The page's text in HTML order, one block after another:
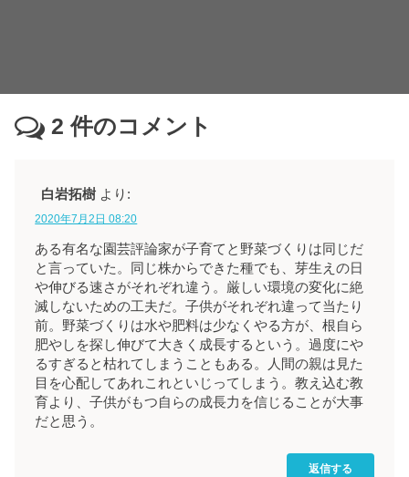
2 件のコメント
白岩拓樹 より:
2020年7月2日 08:20
ある有名な園芸評論家が子育てと野菜づくりは同じだ
と言っていた。同じ株からできた種でも、芽生えの日
や伸びる速さがそれぞれ違う。厳しい環境の変化に絶
滅しないための工夫だ。子供がそれぞれ違って当たり
前。野菜づくりは水や肥料は少なくやる方が、根自ら
肥やしを探し伸びて大きく成長するという。過度にや
るすぎると枯れてしまうこともある。人間の親は見た
目を心配してあれこれといじってしまう。教え込む教
育より、子供がもつ自らの成長力を信じることが大事
だと思う。
返信する